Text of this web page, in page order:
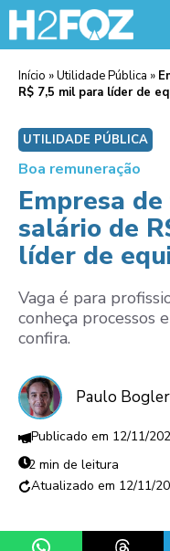
Início »Utilidade Pública »
R$ 7,5 mil para líder de
UTILIDADE PÚBLICA
Boa remuneração
Empresa
salário de
líder de
Vaga é para
conheça processos
confira.
Paulo Bogler
12/11/
2 min de leitura
12/11/
Share on WhatsApp
Share